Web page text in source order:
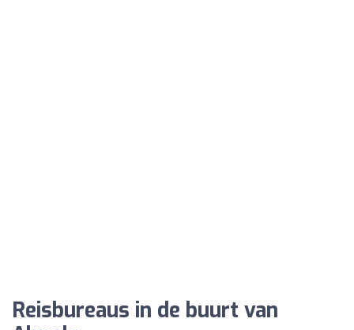
Reisbureaus in de buurt van